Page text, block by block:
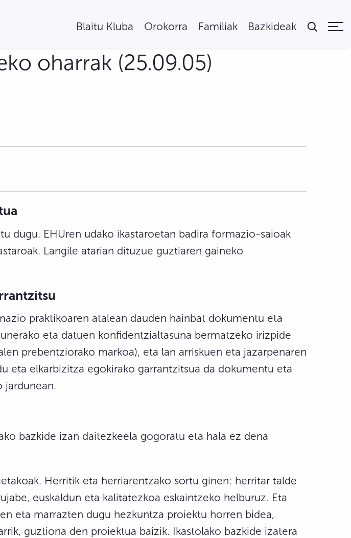
Blaitu Kluba Orokorra Familiak Bazkideak
oharrak (25.09.05)
dugu. EHUren udako ikastaroetan badira formazio-saioak
Langile atarian dituzue guztiaren gaineko
praktikoaren atalean dauden hainbat dokumentu eta
eta datuen konfidentzialtasuna bermatzeko irizpide
prebentziorako markoa), eta lan arriskuen eta jazarpenaren
eta elkarbizitza egokirako garrantzitsua da dokumentu eta
jardunean.
bazkide izan daitezkeela gogoratu eta hala ez dena
Herritik eta herriarentzako sortu ginen: herritar talde
euskaldun eta kalitatezkoa eskaintzeko helburuz. Eta
eta marrazten dugu hezkuntza proiektu horren bidea,
guztiona den proiektua baizik. Ikastolako bazkide izatera